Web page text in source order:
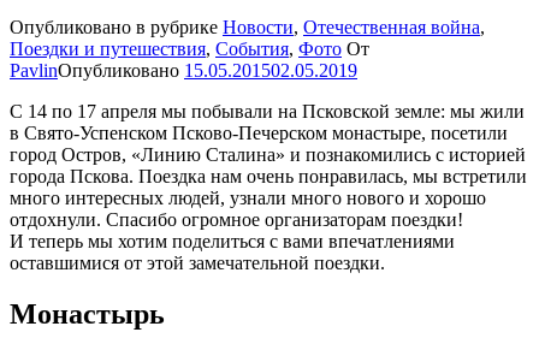
Опубликовано в рубрике Новости, Отечественная война,
Поездки и путешествия, События, Фото От
PavlinОпубликовано 15.05.201502.05.2019
С 14 по 17 апреля мы побывали на Псковской земле: мы жили
в Свято-Успенском Псково-Печерском монастыре, посетили
город Остров, «Линию Сталина» и познакомились с историей
города Пскова. Поездка нам очень понравилась, мы встретили
много интересных людей, узнали много нового и хорошо
отдохнули. Спасибо огромное организаторам поездки!
И теперь мы хотим поделиться с вами впечатлениями
оставшимися от этой замечательной поездки.
Монастырь